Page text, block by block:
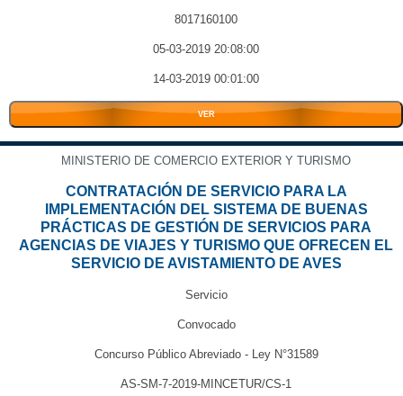
8017160100
05-03-2019 20:08:00
14-03-2019 00:01:00
VER
MINISTERIO DE COMERCIO EXTERIOR Y TURISMO
CONTRATACIÓN DE SERVICIO PARA LA
IMPLEMENTACIÓN DEL SISTEMA DE BUENAS
PRÁCTICAS DE GESTIÓN DE SERVICIOS PARA
AGENCIAS DE VIAJES Y TURISMO QUE OFRECEN EL
SERVICIO DE AVISTAMIENTO DE AVES
Servicio
Convocado
Concurso Público Abreviado - Ley N°31589
AS-SM-7-2019-MINCETUR/CS-1